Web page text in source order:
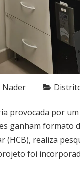
Nader
provocada por
ganham formato
(HCB), realiza
foi